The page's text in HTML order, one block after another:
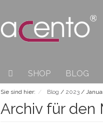
SHOP BLOG
Sie sind hier: Blog / 2023 /
Archiv für den